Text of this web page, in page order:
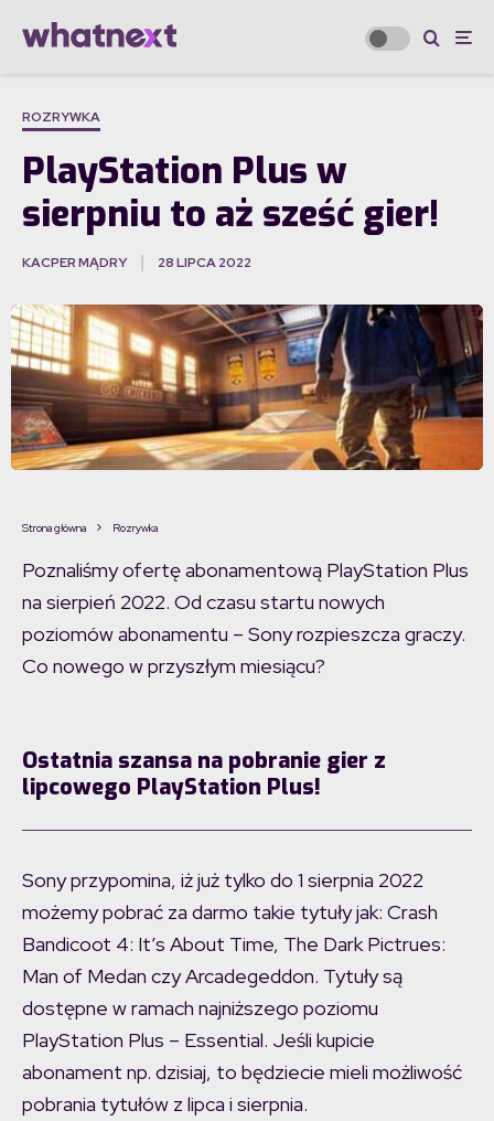
ROZRYWKA
PlayStation Plus w
sierpniu to aż sześć gier!
KACPER MĄDRY 28 LIPCA 2022
Strona główna Rozrywka
Poznaliśmy ofertę abonamentową PlayStation Plus
na sierpień 2022. Od czasu startu nowych
poziomów abonamentu – Sony rozpieszcza graczy.
Co nowego w przyszłym miesiącu?
Ostatnia szansa na pobranie gier z
lipcowego PlayStation Plus!
Sony przypomina, iż już tylko do 1 sierpnia 2022
możemy pobrać za darmo takie tytuły jak: Crash
Bandicoot 4: It’s About Time, The Dark Pictrues:
Man of Medan czy Arcadegeddon. Tytuły są
dostępne w ramach najniższego poziomu
PlayStation Plus – Essential. Jeśli kupicie
abonament np. dzisiaj, to będziecie mieli możliwość
pobrania tytułów z lipca i sierpnia.